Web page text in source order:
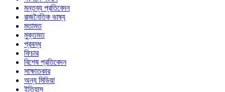
মন্তব্য প্রতিবেদন
রাজনৈতিক ভাষ্য
মতামত
মুক্তমত
প্রবন্ধ
ফিচার
বিশেষ প্রতিবেদন
সাক্ষাতকার
অন্য মিডিয়া
ইতিহাস